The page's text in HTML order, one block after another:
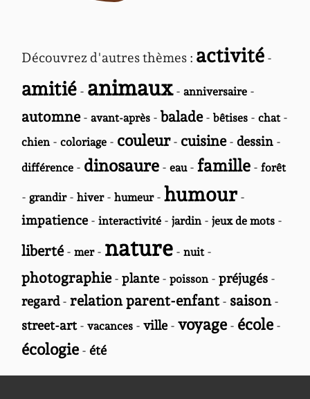
Découvrez d'autres thèmes : activité -
amitié - animaux- anniversaire -
automne- avant-après - balade- bêtises - chat-
chien- coloriage - couleur- cuisine- dessin -
différence - dinosaure - eau- famille - forêt
- grandir- hiver- humeur- humour-
impatience- interactivité - jardin- jeux de mots -
liberté- mer- nature - nuit-
photographie- plante- poisson- préjugés -
regard- relation parent-enfant- saison-
street-art- vacances - ville- voyage - école -
écologie - été